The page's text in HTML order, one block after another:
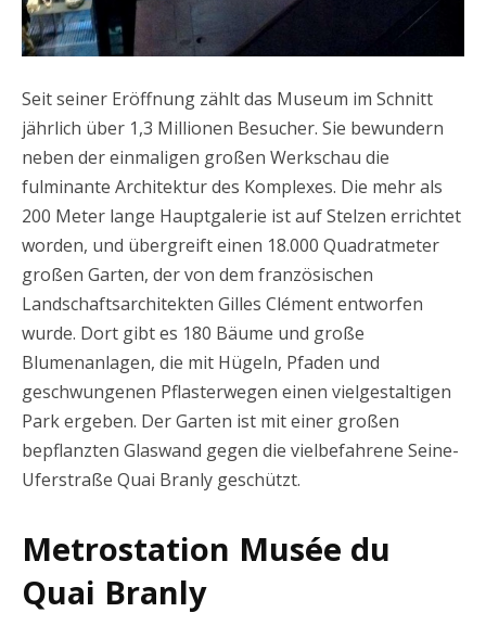
Seit seiner Eröffnung zählt das Museum im Schnitt
jährlich über 1,3 Millionen Besucher. Sie bewundern
neben der einmaligen großen Werkschau die
fulminante Architektur des Komplexes. Die mehr als
200 Meter lange Hauptgalerie ist auf Stelzen errichtet
worden, und übergreift einen 18.000 Quadratmeter
großen Garten, der von dem französischen
Landschaftsarchitekten Gilles Clément entworfen
wurde. Dort gibt es 180 Bäume und große
Blumenanlagen, die mit Hügeln, Pfaden und
geschwungenen Pflasterwegen einen vielgestaltigen
Park ergeben. Der Garten ist mit einer großen
bepflanzten Glaswand gegen die vielbefahrene Seine-
Uferstraße Quai Branly geschützt.
Metrostation Musée du
Quai Branly